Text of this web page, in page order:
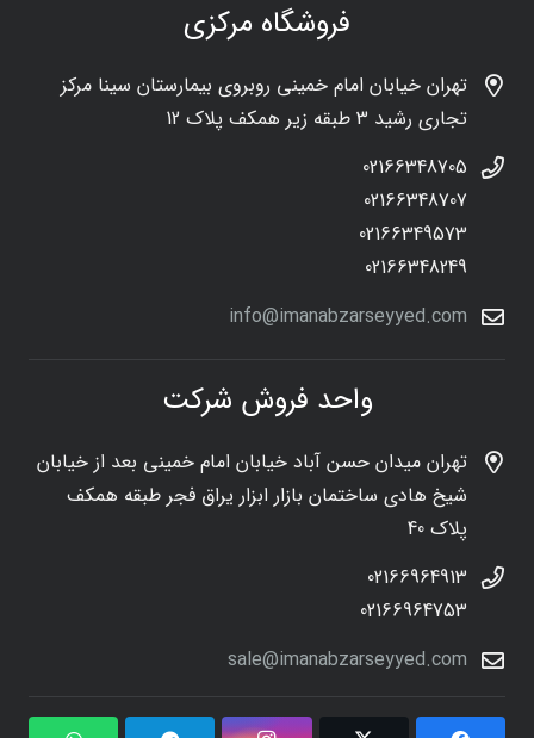
فروشگاه مرکزی
تهران خیابان امام خمینی روبروی بیمارستان سینا مرکز
تجاری رشید 3 طبقه زیر همکف پلاک 12
02166348705
02166348707
02166349573
02166348249
info@imanabzarseyyed.com
واحد فروش شرکت
تهران میدان حسن آباد خیابان امام خمینی بعد از خیابان
شیخ هادی ساختمان بازار ابزار یراق فجر طبقه همکف
پلاک 40
02166964913
02166964753
sale@imanabzarseyyed.com